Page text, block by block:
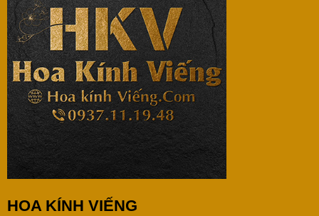
HOA KÍNH VIẾNG